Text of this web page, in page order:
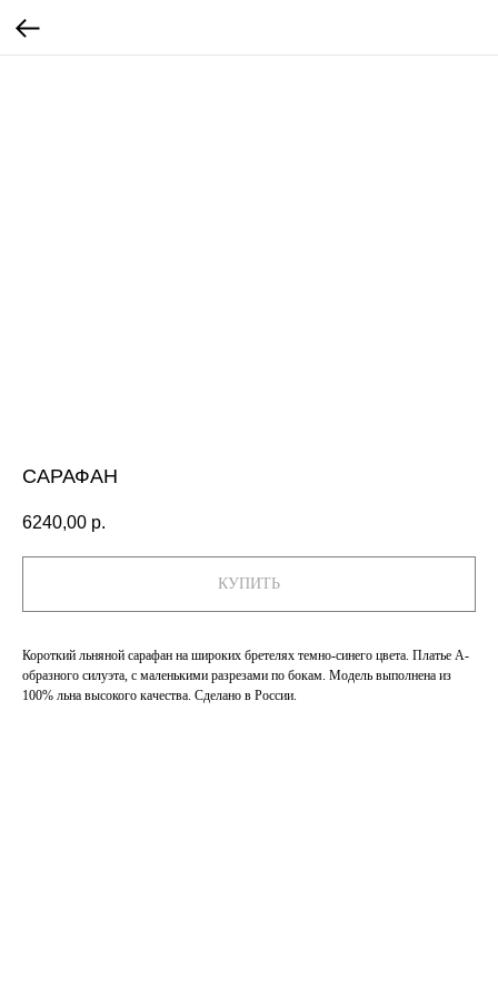
САРАФАН
6240,00 р.
КУПИТЬ
Короткий льняной сарафан на широких бретелях темно-синего цвета. Платье А-
образного силуэта, c маленькими разрезами по бокам. Модель выполнена из
100% льна высокого качества. Сделано в России.